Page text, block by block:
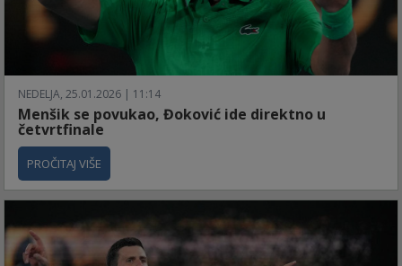
NEDELJA, 25.01.2026 | 11:14
Menšik se povukao, Đoković ide direktno u
četvrtfinale
PROČITAJ VIŠE